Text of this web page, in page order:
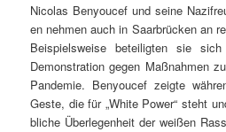
Nico­las Beny­oucef und seine
en nehmen auch in Saar­brück­en an
Beispiel­sweise beteiligten sie
Demon­stra­tion gegen Maß­nah­men
Pan­demie. Beny­oucef zeigte
Geste, die für „White Pow­er“ ste­ht
bliche Über­legen­heit der weißen